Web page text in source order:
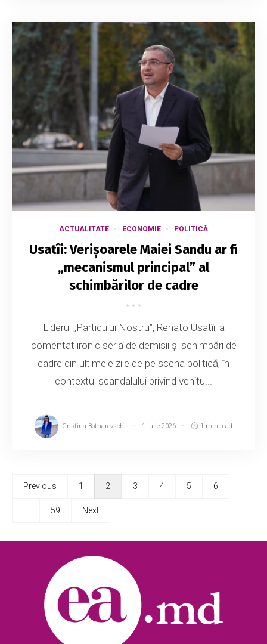
ACTUALITATE ECONOMIE POLITICĂ
Usatîi: Verișoarele Maiei Sandu ar fi
„mecanismul principal” al
schimbărilor de cadre
Liderul „Partidului Nostru”, Renato Usatîi, a
comentat ironic seria de demisii și schimbări de
cadre din ultimele zile de pe scena politică, în
contextul scandalului privind venitu...
Cristina Botnarevschi 1 iulie 2026 1 min read
Previous 1 2 3 4 5 6
59 Next